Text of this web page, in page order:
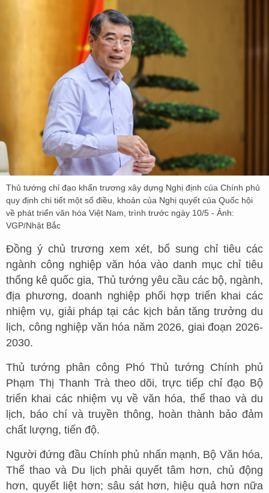
Thủ tướng chỉ đạo khẩn trương xây dựng Nghị định của Chính phủ
quy định chi tiết một số điều, khoản của Nghị quyết của Quốc hội
về phát triển văn hóa Việt Nam, trình trước ngày 10/5 - Ảnh:
VGP/Nhật Bắc
Đồng ý chủ trương xem xét, bổ sung chỉ tiêu các
ngành công nghiệp văn hóa vào danh mục chỉ tiêu
thống kê quốc gia, Thủ tướng yêu cầu các bộ, ngành,
địa phương, doanh nghiệp phối hợp triển khai các
nhiệm vụ, giải pháp tại các kịch bản tăng trưởng du
lịch, công nghiệp văn hóa năm 2026, giai đoạn 2026-
2030.
Thủ tướng phân công Phó Thủ tướng Chính phủ
Phạm Thị Thanh Trà theo dõi, trực tiếp chỉ đạo Bộ
triển khai các nhiệm vụ về văn hóa, thể thao và du
lịch, báo chí và truyền thông, hoàn thành bảo đảm
chất lượng, tiến độ.
Người đứng đầu Chính phủ nhấn mạnh, Bộ Văn hóa,
Thể thao và Du lịch phải quyết tâm hơn, chủ động
hơn, quyết liệt hơn; sâu sát hơn, hiệu quả hơn nữa